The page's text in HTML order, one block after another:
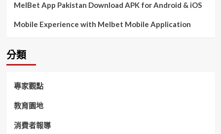
MelBet App Pakistan Download APK for Android & iOS
Mobile Experience with Melbet Mobile Application
分類
專家觀點
教育園地
消費者報導